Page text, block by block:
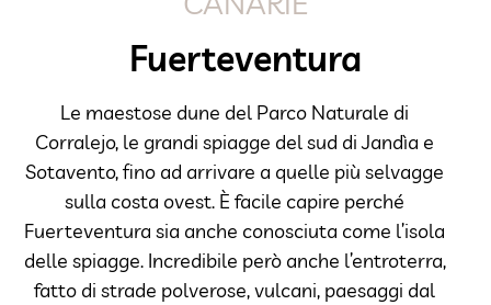
Fuerteventura
Le maestose dune del Parco Naturale di
Corralejo, le grandi spiagge del sud di Jandìa e
Sotavento, fino ad arrivare a quelle più selvagge
sulla costa ovest. È facile capire perché
Fuerteventura sia anche conosciuta come l’isola
delle spiagge. Incredibile però anche l’entroterra,
fatto di strade polverose, vulcani, paesaggi dal